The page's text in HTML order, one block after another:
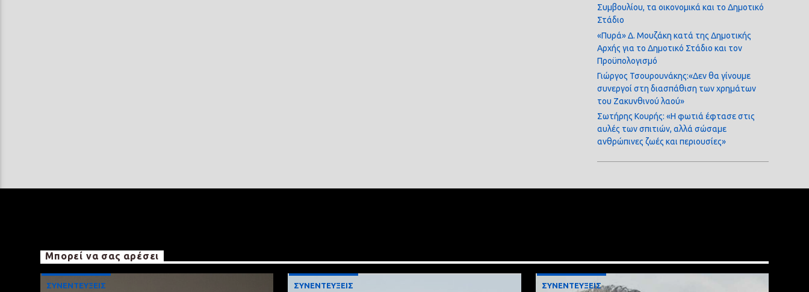
Συμβουλίου, τα οικονομικά και το Δημοτικό
Στάδιο
«Πυρά» Δ. Μουζάκη κατά της Δημοτικής
Αρχής για το Δημοτικό Στάδιο και τον
Προϋπολογισμό
Γιώργος Τσουρουνάκης:«Δεν θα γίνουμε
συνεργοί στη διασπάθιση των χρημάτων
του Ζακυνθινού λαού»
Σωτήρης Κουρής: «Η φωτιά έφτασε στις
αυλές των σπιτιών, αλλά σώσαμε
ανθρώπινες ζωές και περιουσίες»
Μπορεί να σας αρέσει
ΣΥΝΕΝΤΕΥΞΕΙΣ ΣΥΝΕΝΤΕΥΞΕΙΣ ΣΥΝΕΝΤΕΥΞΕΙΣ